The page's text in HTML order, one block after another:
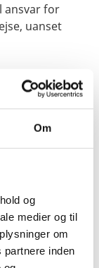
Om
og
medier og til
om
inden
ansvar for
uanset
til ind- og